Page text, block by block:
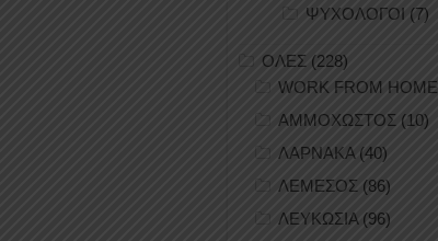
ΨΥΧΟΛΟΓΟΙ (7)
ΟΛΕΣ (228)
WORK FROM HOME
ΑΜΜΟΧΩΣΤΟΣ (10)
ΛΑΡΝΑΚΑ (40)
ΛΕΜΕΣΟΣ (86)
ΛΕΥΚΩΣΙΑ(96)